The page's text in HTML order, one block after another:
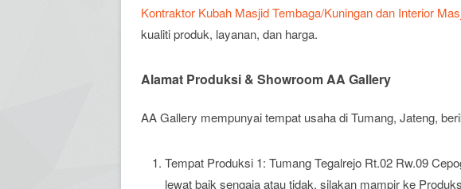
Kontraktor Kubah Masjid Tembaga/Kuningan dan Interior
kualiti produk, layanan, dan harga.
Alamat Produksi & Showroom AA Gallery
AA Gallery mempunyai tempat usaha di Tumang, Jateng,
Tempat Produksi 1: Tumang Tegalrejo Rt.02 Rw.09
lewat baik sengaja atau tidak, silakan mampir ke